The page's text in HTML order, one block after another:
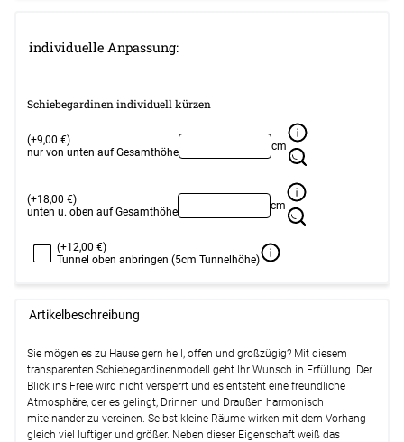
Paneelwagen 3-läufig #1W
Set für oben und unten #1W(ab
+13,45 EUR)
SET Vorhangschiene 115cm mit 3
Innenläufen für Deckenmontage in
Optionen verfügbar, bitte konfigurieren.
individuelle Anpassung:
Schiebegardinen individuell kürzen
(+9,00 €)
nur von unten auf Gesamthöhe
cm
(+18,00 €)
unten u. oben auf Gesamthöhe
cm
(+12,00 €)
Tunnel oben anbringen (5cm Tunnelhöhe)
Artikelbeschreibung
Sie mögen es zu Hause gern hell, offen und großzügig? Mit diesem
transparenten Schiebegardinenmodell geht Ihr Wunsch in Erfüllung. Der
Blick ins Freie wird nicht versperrt und es entsteht eine freundliche
Atmosphäre, der es gelingt, Drinnen und Draußen harmonisch
miteinander zu vereinen. Selbst kleine Räume wirken mit dem Vorhang
gleich viel luftiger und größer. Neben dieser Eigenschaft weiß das